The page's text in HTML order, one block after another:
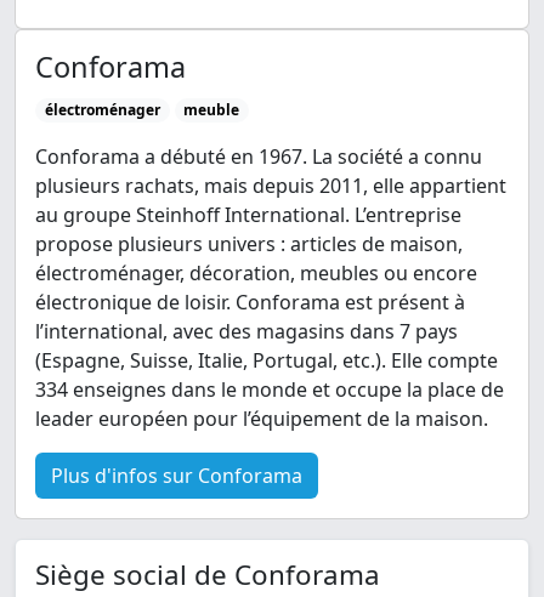
Conforama
électroménager meuble
Conforama a débuté en 1967. La société a connu
plusieurs rachats, mais depuis 2011, elle appartient
au groupe Steinhoff International. L’entreprise
propose plusieurs univers : articles de maison,
électroménager, décoration, meubles ou encore
électronique de loisir. Conforama est présent à
l’international, avec des magasins dans 7 pays
(Espagne, Suisse, Italie, Portugal, etc.). Elle compte
334 enseignes dans le monde et occupe la place de
leader européen pour l’équipement de la maison.
Plus d'infos sur Conforama
Siège social de Conforama